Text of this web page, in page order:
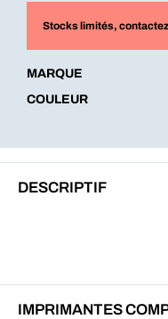
Stocks limités,
MARQUE
COULEUR
DESCRIPTIF
IMPRIMANTES